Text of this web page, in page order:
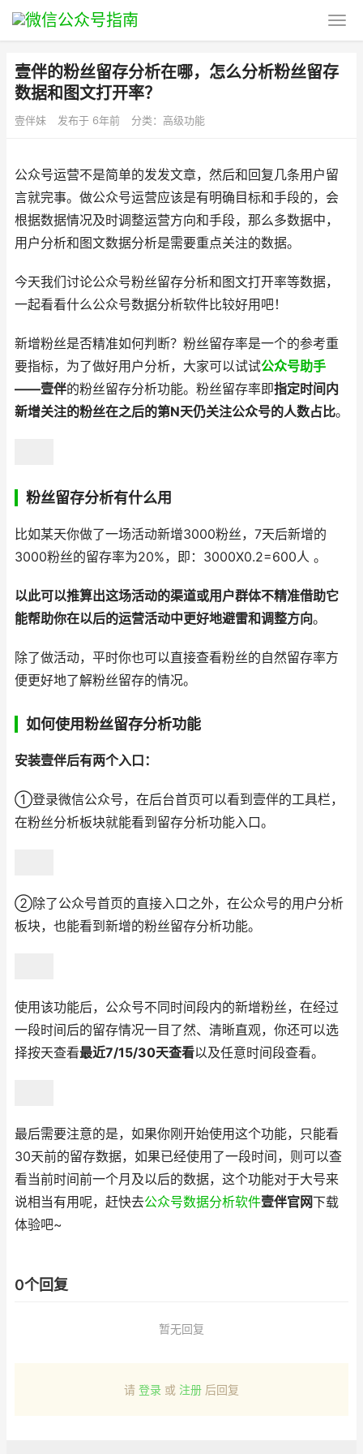
壹伴的粉丝留存分析在哪，怎么分析粉丝留存
数据和图文打开率？
壹伴妹 发布于 6年前 分类： 高级功能
公众号运营不是简单的发发文章，然后和回复几条用户留
言就完事。做公众号运营应该是有明确目标和手段的，会
根据数据情况及时调整运营方向和手段，那么多数据中，
用户分析和图文数据分析是需要重点关注的数据。
今天我们讨论公众号粉丝留存分析和图文打开率等数据，
一起看看什么公众号数据分析软件比较好用吧！
新增粉丝是否精准如何判断？粉丝留存率是一个的参考重
要指标，为了做好用户分析，大家可以试试公众号助手
——壹伴的粉丝留存分析功能。粉丝留存率即指定时间内
新增关注的粉丝在之后的第N天仍关注公众号的人数占比。
粉丝留存分析有什么用
比如某天你做了一场活动新增3000粉丝，7天后新增的
3000粉丝的留存率为20%，即：3000X0.2=600人 。
以此可以推算出这场活动的渠道或用户群体不精准借助它
能帮助你在以后的运营活动中更好地避雷和调整方向。
除了做活动，平时你也可以直接查看粉丝的自然留存率方
便更好地了解粉丝留存的情况。
如何使用粉丝留存分析功能
安装壹伴后有两个入口：
①登录微信公众号，在后台首页可以看到壹伴的工具栏，
在粉丝分析板块就能看到留存分析功能入口。
②除了公众号首页的直接入口之外，在公众号的用户分析
板块，也能看到新增的粉丝留存分析功能。
使用该功能后，公众号不同时间段内的新增粉丝，在经过
一段时间后的留存情况一目了然、清晰直观，你还可以选
择按天查看最近7/15/30天查看以及任意时间段查看。
最后需要注意的是，如果你刚开始使用这个功能，只能看
30天前的留存数据，如果已经使用了一段时间，则可以查
看当前时间前一个月及以后的数据，这个功能对于大号来
说相当有用呢，赶快去公众号数据分析软件壹伴官网下载
体验吧~
0个回复
暂无回复
请 登录 或 注册 后回复